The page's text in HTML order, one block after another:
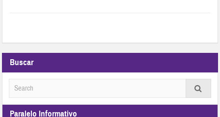
Buscar
Paralelo Informativo